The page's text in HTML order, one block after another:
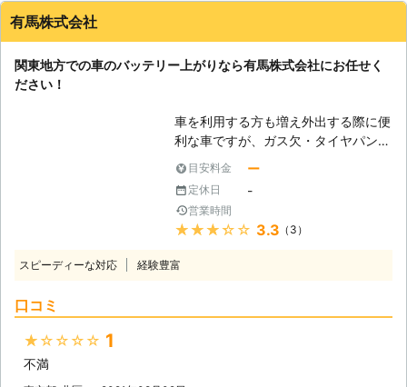
た状態でエアコンを使いすぎてしまっ
ッテリーの劣化 上記がバッテリー上
がりの原因となる、事象です。「あ
っ！これが原因かも！」という例は、
ありましたでしょうか。このような状
況を避けるためにも、参考にしてみて
くださいませ。 ●ジャンプスタート
による復旧！適切な作業で迅速に車を
動かします 弊社はお客様の車を、ジ
とは、車にエンジンを動かす程度の電
有馬株式会社
関東地方での車のバッテリー上がりなら有馬株式会社にお任せく
ださい！
車を利用する方も増え外出する際に便
利な車ですが、ガス欠・タイヤパン
ク・バッテリー上がりなど、車に関す
るトラブルは多いです。 その中でも
車のバッテリー上がりに関する問題
は、依頼数の最も多いトラブルです。
外出先で突然エンジンが動かなくなっ
急にそのようなトラブルが発生してし
目安料金 ー
定休日 -
営業時間
★★★★★ 3.3 （3）
スピーディーな対応 経験豊富
口コミ
★★★★★ 1
不満